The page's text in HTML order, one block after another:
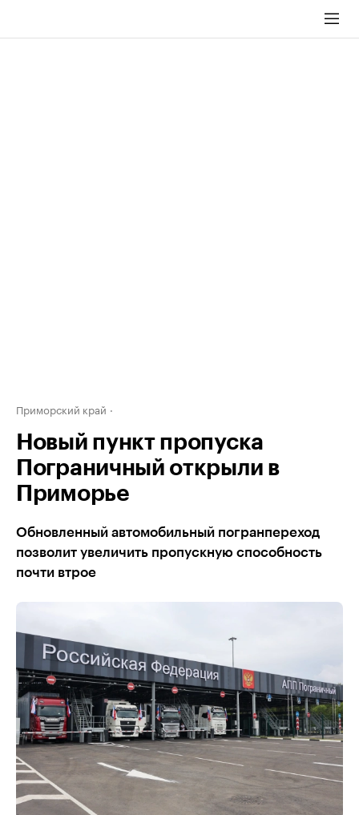
Приморский край
Новый пункт пропуска
Пограничный открыли в
Приморье
Обновленный автомобильный погранпереход
позволит увеличить пропускную способность
почти втрое